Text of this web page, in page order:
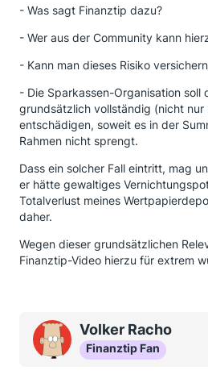
- Was sagt Finanztip dazu?
- Wer aus der Community kann
- Kann man dieses Risiko
- Die Sparkassen-Organisation soll
grundsätzlich vollständig (nicht
entschädigen, soweit es in der
Rahmen nicht sprengt.
Dass ein solcher Fall eintritt, mag
er hätte gewaltiges
Totalverlust meines
daher.
Wegen dieser grundsätzlichen
Finanztip-Video hierzu für extrem
Volker Racho
Finanztip Fan